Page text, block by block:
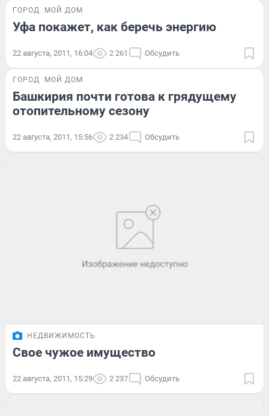
ГОРОД МОЙ ДОМ
Уфа покажет, как беречь энергию
22 августа, 2011, 16:04 2 261 Обсудить
ГОРОД МОЙ ДОМ
Башкирия почти готова к грядущему
отопительному сезону
22 августа, 2011, 15:56 2 234 Обсудить
НЕДВИЖИМОСТЬ
Свое чужое имущество
22 августа, 2011, 15:29 2 237 Обсудить